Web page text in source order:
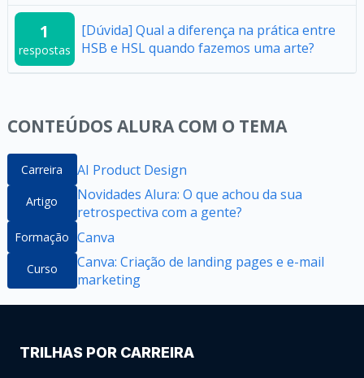
1
respostas
[Dúvida] Qual a diferença na prática entre
HSB e HSL quando fazemos uma arte?
CONTEÚDOS ALURA COM O TEMA
Carreira AI Product Design
Artigo
Novidades Alura: O que achou da sua
retrospectiva com a gente?
Formação Canva
Curso
Canva: Criação de landing pages e e-mail
marketing
TRILHAS POR CARREIRA